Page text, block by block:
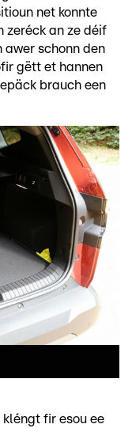
net konnte
zeréck an ze déif
awer schonn den
gëtt et hannen
brauch een
fir esou ee